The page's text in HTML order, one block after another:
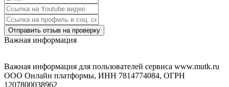
Отправить отзыв на проверку
Важная информация
Важная информация для пользователей сервиса www.mutk.ru
ООО Онлайн платформы, ИНН 7814774084, ОГРН
1207800038962